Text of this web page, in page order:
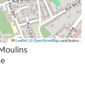
Leaflet |©OpenStreetMapcontributors